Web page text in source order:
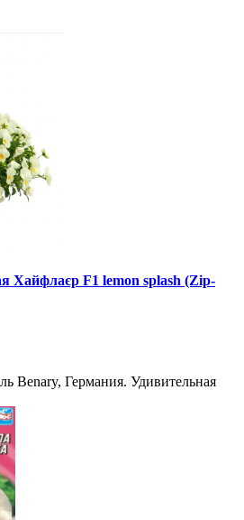
Хайфлаєр F1 lemon splash (Zip-
Benary, Германия. Удивительная